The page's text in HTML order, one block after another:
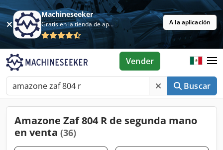
Machineseeker
Gratis en la tienda de aplicaciones A la aplicación
Buscar
Vender
Amazone Zaf 804 R de segunda mano
en venta (36)